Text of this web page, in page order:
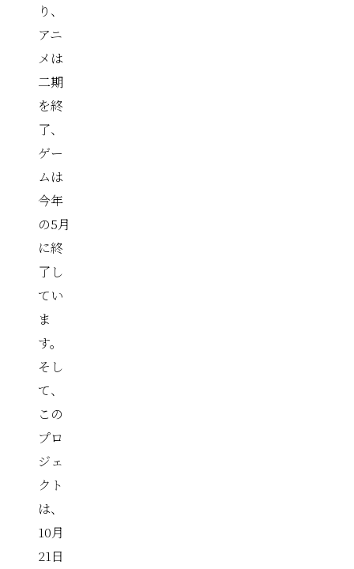
り、
アニ
メは
二期
を終
了、
ゲー
ムは
今年
の5月
に終
了し
てい
ま
す。
そし
て、
この
プロ
ジェ
クト
は、
10月
21日